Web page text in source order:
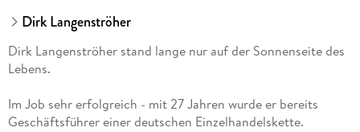
Dirk Langenströher
Dirk Langenströher stand lange nur auf der Sonnenseite des
Lebens.
Im Job sehr erfolgreich - mit 27 Jahren wurde er bereits
Geschäftsführer einer deutschen Einzelhandelskette.